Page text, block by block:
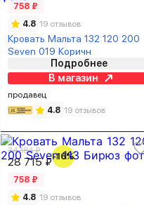
758 ₽
4.8 19 отзывов
Кровать Мальта 132 120 200
Seven 019 Коричн
Подробнее
В магазин
продавец
4.8 19 отзывов
34 184 ₽
28 715 ₽-16%
758 ₽
4.8 19 отзывов